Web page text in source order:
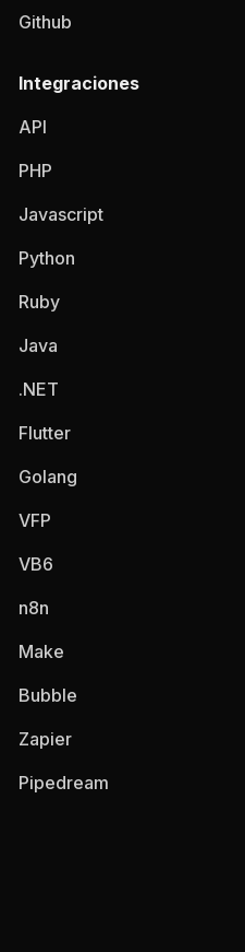
Github
Integraciones
API
PHP
Javascript
Python
Ruby
Java
.NET
Flutter
Golang
VFP
VB6
n8n
Make
Bubble
Zapier
Pipedream